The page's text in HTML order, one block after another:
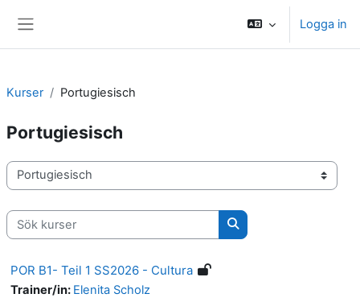
Logga in
Kurser Portugiesisch
Portugiesisch
Kurskategorier
Sök kurser
Sök kurser
POR B1- Teil 1 SS2026 - Cultura
Trainer/in: Elenita Scholz